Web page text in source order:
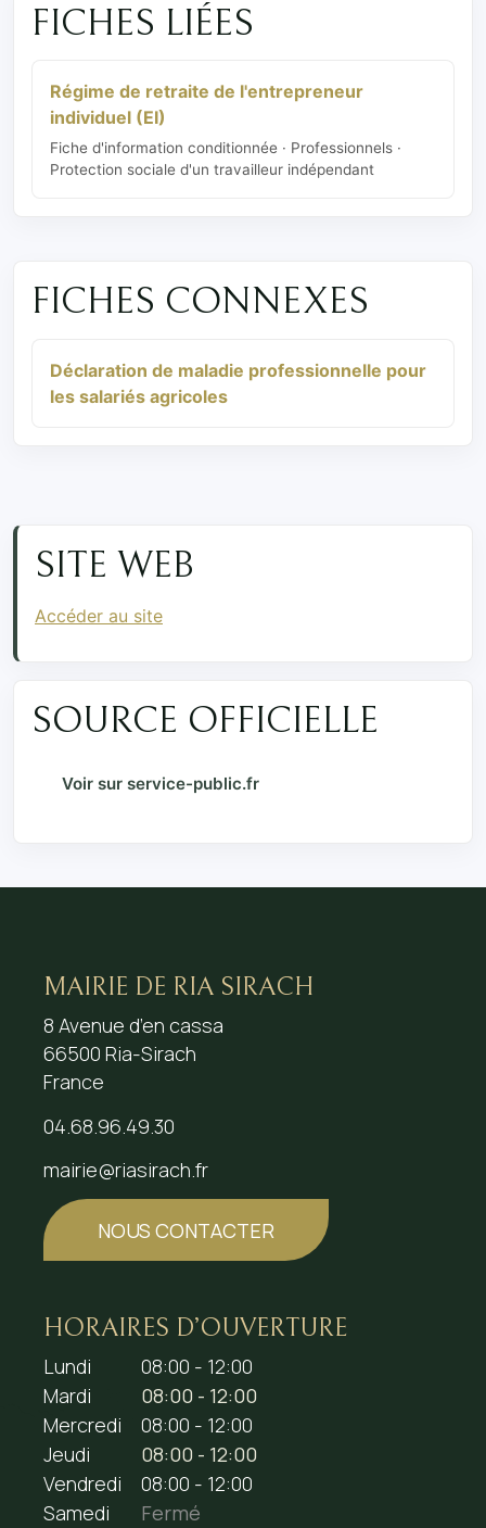
FICHES LIÉES
Régime de retraite de l'entrepreneur
individuel (EI)
Fiche d'information conditionnée · Professionnels ·
Protection sociale d'un travailleur indépendant
FICHES CONNEXES
Déclaration de maladie professionnelle pour
les salariés agricoles
SITE WEB
Accéder au site
SOURCE OFFICIELLE
Voir sur service-public.fr
MAIRIE DE RIA SIRACH
8 Avenue d’en cassa
66500 Ria-Sirach
France
04.68.96.49.30
mairie@riasirach.fr
NOUS CONTACTER
HORAIRES D’OUVERTURE
Lundi
08:00 - 12:00
Mardi
08:00 - 12:00
Mercredi
08:00 - 12:00
Jeudi
08:00 - 12:00
Vendredi
08:00 - 12:00
Samedi
Fermé